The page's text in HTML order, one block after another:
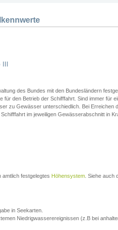
III
des Bundes mit den Bundesländern
den Betrieb der Schifffahrt. Sind immer für
zu Gewässer unterschiedlich. Bei Erreichen
im jeweiligen Gewässerabschnitt in
amtlich festgelegtes Höhensystem . Siehe auch
in Seekarten.
Niedrigwasserereignissen (z.B bei